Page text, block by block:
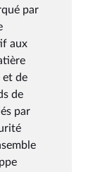
par
aux
et de
de
par